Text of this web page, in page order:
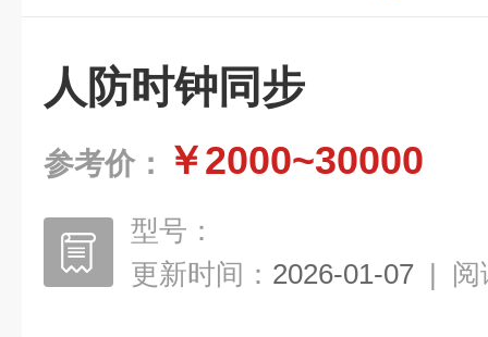
人防时钟同步
参考价： ￥2000~30000
型号：
更新时间： 2026-01-07 | 阅